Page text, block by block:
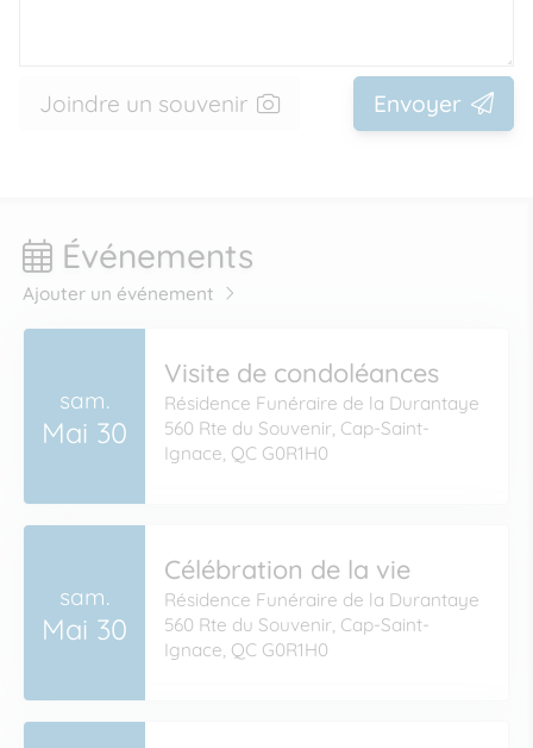
Joindre un souvenir Envoyer
Événements
Ajouter un événement
sam.
Mai 30
Visite de condoléances
Résidence Funéraire de la Durantaye
560 Rte du Souvenir, Cap-Saint-
Ignace, QC G0R1H0
sam.
Mai 30
Célébration de la vie
Résidence Funéraire de la Durantaye
560 Rte du Souvenir, Cap-Saint-
Ignace, QC G0R1H0